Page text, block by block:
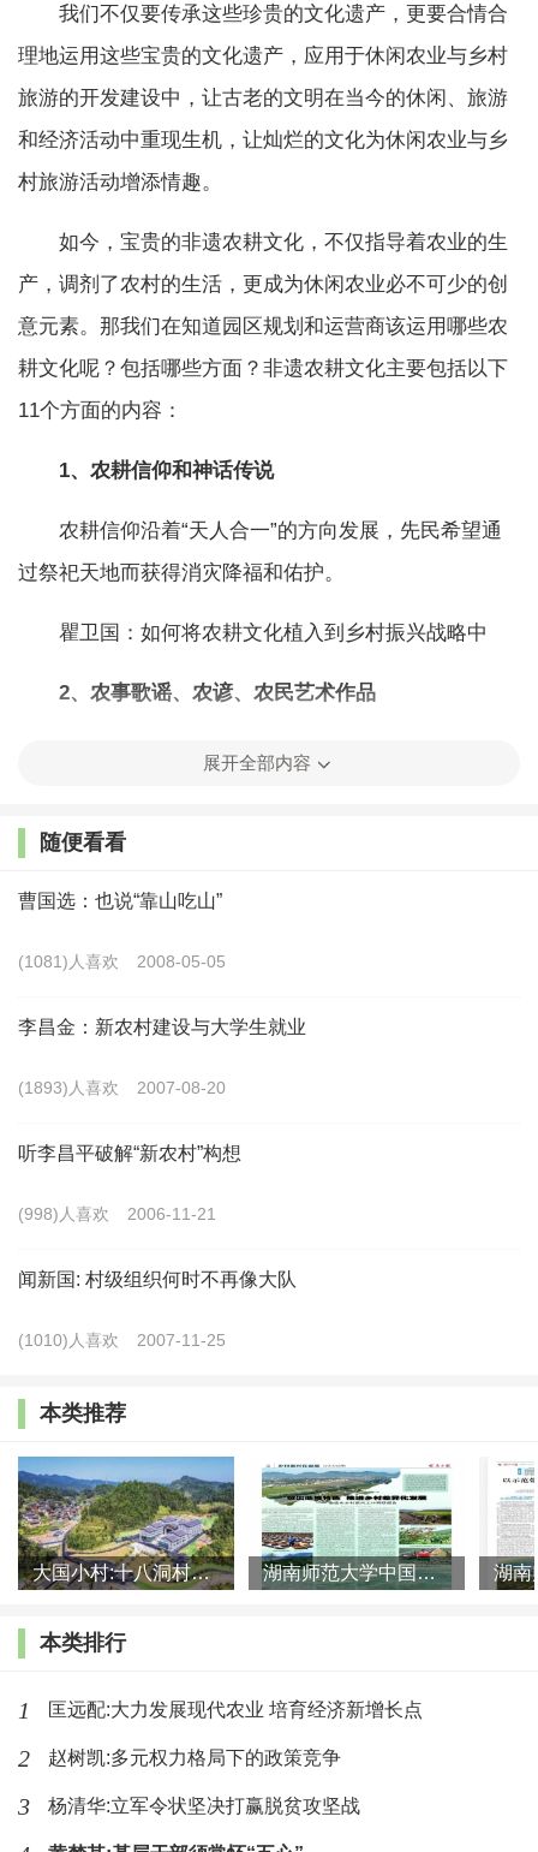
我们不仅要传承这些珍贵的文化遗产，更要合情合
理地运用这些宝贵的文化遗产，应用于休闲农业与乡村
旅游的开发建设中，让古老的文明在当今的休闲、旅游
和经济活动中重现生机，让灿烂的文化为休闲农业与乡
村旅游活动增添情趣。
如今，宝贵的非遗农耕文化，不仅指导着农业的生
产，调剂了农村的生活，更成为休闲农业必不可少的创
意元素。那我们在知道园区规划和运营商该运用哪些农
耕文化呢？包括哪些方面？非遗农耕文化主要包括以下
11个方面的内容：
1、农耕信仰和神话传说
农耕信仰沿着“天人合一”的方向发展，先民希望通
过祭祀天地而获得消灾降福和佑护。
瞿卫国：如何将农耕文化植入到乡村振兴战略中
2、农事歌谣、农谚、农民艺术作品
最早的歌谣咏唱的是生产劳动，主要是狩猎、采集
农谚是从歌谣中分化出来的一个重要分支，讲的是
农业生产，类似于现在的技术指导手册。
农民艺术作品的种类繁多，包括各类民间艺术及其
豆腐、腊肉、蜜饯、果脯、板鸭、茶叶、蔗糖等农副产
品传统加工技艺，是中华民族五千年农耕文明的结晶。
4、手工技艺
轮、水碓等，仍在当今社会生产和日常生活中广泛应
5、传统农耕技术经验
传统农耕技术经验不仅包括多熟种植、精耕细作、
工艺及使用方法。
6、传统饲养技术经验
我国先民在畜牧和兽医方面，积累了丰富的科学知
识和技术经验。相马术、阉割术、杂交术、填鸭术等饲
展开全部内容
随便看看
曹国选：也说“靠山吃山”
(1081)人喜欢 2008-05-05
李昌金：新农村建设与大学生就业
(1893)人喜欢 2007-08-20
听李昌平破解“新农村”构想
(998)人喜欢 2006-11-21
闻新国: 村级组织何时不再像大队
(1010)人喜欢 2007-11-25
本类推荐
大国小村:十八洞村的现代变迁是一道美丽的风景线 湖南师范大学中国乡村振兴研究院课题组:突出地域特色 推进乡村
本类排行
1 匡远配:大力发展现代农业 培育经济新增长点
2 赵树凯:多元权力格局下的政策竞争
3 杨清华:立军令状坚决打赢脱贫攻坚战